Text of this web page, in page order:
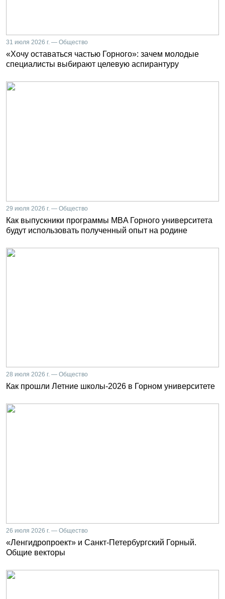
31 июля 2026 г. — Общество
«Хочу оставаться частью Горного»: зачем молодые
специалисты выбирают целевую аспирантуру
29 июля 2026 г. — Общество
Как выпускники программы MBA Горного университета
будут использовать полученный опыт на родине
28 июля 2026 г. — Общество
Как прошли Летние школы-2026 в Горном университете
26 июля 2026 г. — Общество
«Ленгидропроект» и Санкт-Петербургский Горный.
Общие векторы